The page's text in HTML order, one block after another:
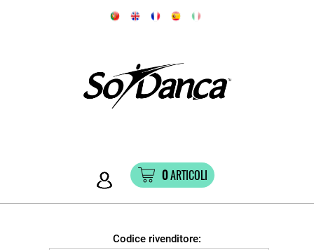
0ARTICOLI
Codice rivenditore: